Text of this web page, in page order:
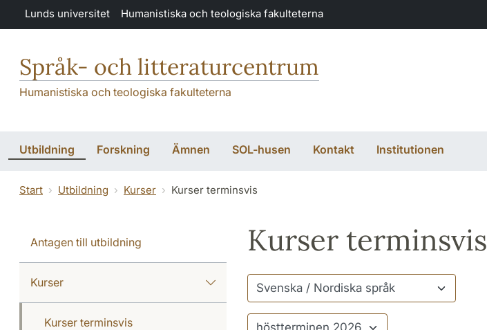
Hoppa till huvudinnehåll
Lunds universitet Humanistiska och teologiska fakulteterna
Språk- och litteraturcentrum
Humanistiska och teologiska fakulteterna
Utbildning Forskning Ämnen SOL-husen Kontakt Institutionen
Start Utbildning Kurser Kurser terminsvis
Antagen till utbildning
Kurser
Kurser terminsvis
Kurser terminsvis